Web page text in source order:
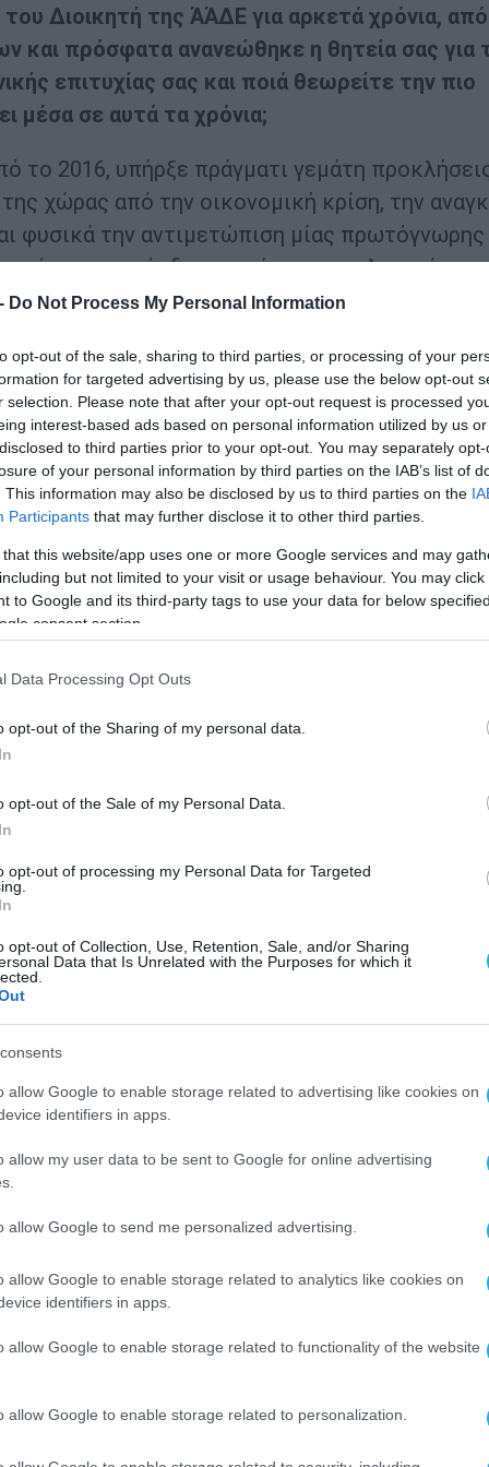
Do Not Process My Personal Information
opt-out of the sale, sharing to third parties, or processing of your
for targeted advertising by us, please use the below opt-out
selection. Please note that after your opt-out request is processed
interest-based ads based on personal information utilized by us
to third parties prior to your opt-out. You may separately
of your personal information by third parties on the IAB’s list of
This information may also be disclosed by us to third parties on the
Participants that may further disclose it to other third parties.
that this website/app uses one or more Google services and may
but not limited to your visit or usage behaviour. You may
to Google and its third-party tags to use your data for below
consent section.
Data Processing Opt Outs
opt-out of the Sharing of my personal data.
opt-out of the Sale of my Personal Data.
opt-out of processing my Personal Data for Targeted
opt-out of Collection, Use, Retention, Sale, and/or Sharing
Data that Is Unrelated with the Purposes for which it
allow Google to enable storage related to advertising like cookies on
identifiers in apps.
allow my user data to be sent to Google for online advertising
allow Google to send me personalized advertising.
allow Google to enable storage related to analytics like cookies on
identifiers in apps.
allow Google to enable storage related to functionality of the website
allow Google to enable storage related to personalization.
Διοικητή της ΆΆΔΕ για αρκετά χρόνια,
και πρόσφατα ανανεώθηκε η θητεία σας για
επιτυχίας σας και ποιά θεωρείτε την πιο
μέσα σε αυτά τα χρόνια;
το 2016, υπήρξε πράγματι γεμάτη
χώρας από την οικονομική κρίση, την
φυσικά την αντιμετώπιση μίας πρωτόγνωρης
όμως, η πρόοδος που έχει συντελεστεί με
μου είναι η προσήλωσή μου στην αρχή της
πηγάζει από την επιθυμία να προσφέρω
αγκυλώσεις του παρελθόντος, αφήνοντας
δημιουργία ενός αξιόπιστου και δίκαιου
των πολιτών και που οι πολίτες
μπορούμε να αναγνωρίζουμε τα λάθη μας, να
Και αυτή ήταν η πρώτη μεγάλη πρόκληση
σχέση μας με τους πολίτες.
-ας πούμε σε ένα βάθος πενταετίας-
Ποια είναι τα επόμενα βήματα για
διοίκησης στην Ελλάδα και πώς θα αλλάξει
με το κράτος;
μεθοδικά για να μετεξελίξουμε την
αποτελεί τον ακρογωνιαίο λίθο της
τις διαδικασίες μας, να
υπηρεσίες στους φορολογούμενους.
Taxis που έρχεται, την ολοκλήρωση του
ενσωμάτωση της τεχνητής νοημοσύνης. Οι
στην ανάλυση δεδομένων, τον εντοπισμό
ελέγχων. Ο ψηφιακός μετασχηματισμός,
και με τον οργανωσιακό μας
μας σε νέες τεχνολογίες και η
βασικές μας προτεραιότητες. Η
από την αφοσίωσή του στις αξίες του
προκλήσεις και να ηγούνται της εξέλιξης.
που οι φορολογούμενοι αλληλεπιδρούν
μια ΑΑΔΕ πλήρως ψηφιοποιημένη,
θα λειτουργεί, προσφέροντας
φορολογούμενους. Διαρκώς δίπλα στον
που αντιμετωπίσατε κατά την
ήταν το μεγαλύτερο εμπόδιο – πολιτικό,